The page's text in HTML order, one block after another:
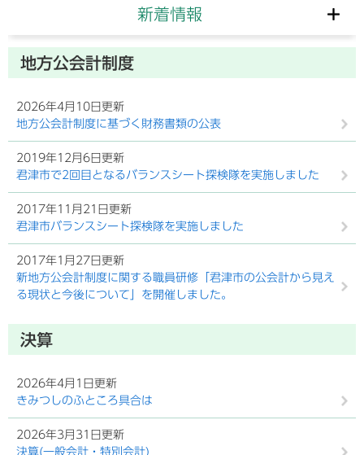
新着情報
地方公会計制度
2026年4月10日更新
地方公会計制度に基づく財務書類の公表
2019年12月6日更新
君津市で2回目となるバランスシート探検隊を実施しました
2017年11月21日更新
君津市バランスシート探検隊を実施しました
2017年1月27日更新
新地方公会計制度に関する職員研修「君津市の公会計から見え
る現状と今後について」を開催しました。
決算
2026年4月1日更新
きみつしのふところ具合は
2026年3月31日更新
決算(一般会計・特別会計)